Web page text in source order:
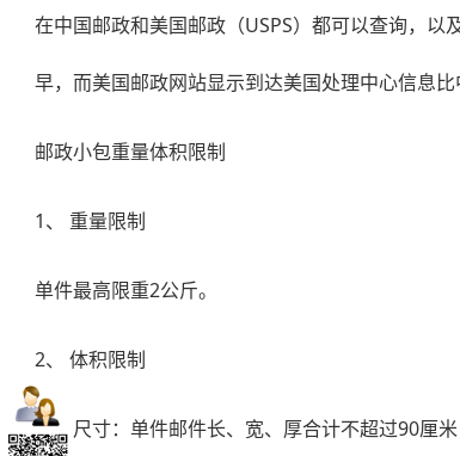
在中国邮政和美国邮政（USPS）都可以查询，
早，而美国邮政网站显示到达美国处理中心信息比
邮政小包重量体积限制
1、 重量限制
单件最高限重2公斤。
2、 体积限制
最大尺寸：单件邮件长、宽、厚合计不超过90厘